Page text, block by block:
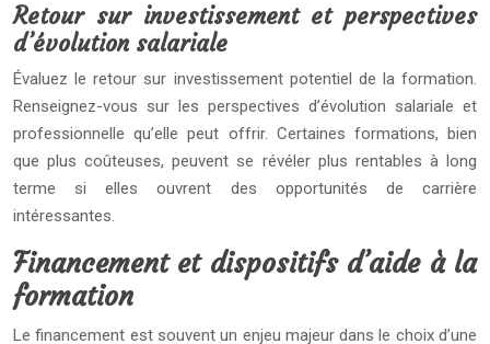
Retour sur investissement et perspectives
d’évolution salariale
Évaluez le retour sur investissement potentiel de la formation.
Renseignez-vous sur les perspectives d’évolution salariale et
professionnelle qu’elle peut offrir. Certaines formations, bien
que plus coûteuses, peuvent se révéler plus rentables à long
terme si elles ouvrent des opportunités de carrière
intéressantes.
Financement et dispositifs d’aide à la
formation
Le financement est souvent un enjeu majeur dans le choix d’une